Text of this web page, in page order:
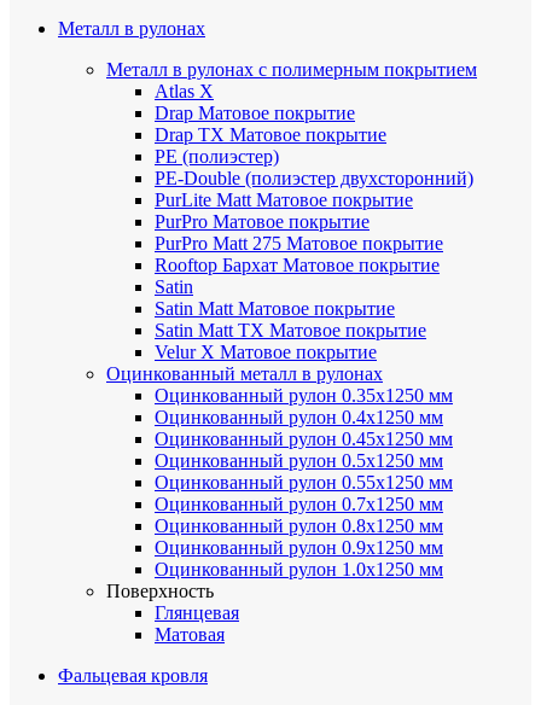
Металл в рулонах
Металл в рулонах с полимерным покрытием
Atlas X
Drap Матовое покрытие
Drap TX Матовое покрытие
PE (полиэстер)
PE-Double (полиэстер двухсторонний)
PurLite МattМатовое покрытие
PurPro Матовое покрытие
PurPro Matt 275 Матовое покрытие
Rooftop Бархат Матовое покрытие
Satin
Satin МattМатовое покрытие
Satin Matt TX Матовое покрытие
Velur X Матовое покрытие
Оцинкованный металл в рулонах
Оцинкованный рулон 0.35х1250 мм
Оцинкованный рулон 0.4х1250 мм
Оцинкованный рулон 0.45х1250 мм
Оцинкованный рулон 0.5х1250 мм
Оцинкованный рулон 0.55х1250 мм
Оцинкованный рулон 0.7х1250 мм
Оцинкованный рулон 0.8х1250 мм
Оцинкованный рулон 0.9х1250 мм
Оцинкованный рулон 1.0х1250 мм
Поверхность
Глянцевая
Матовая
Фальцевая кровля